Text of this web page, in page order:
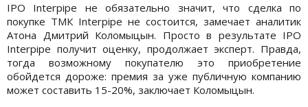
IPO Interpipe не обязательно значит, что сделка по
покупке ТМК Interpipe не состоится, замечает аналитик
Атона Дмитрий Коломыцын. Просто в результате IPO
Interpipe получит оценку, продолжает эксперт. Правда,
тогда возможному покупателю это приобретение
обойдется дороже: премия за уже публичную компанию
может составить 15-20%, заключает Коломыцын.